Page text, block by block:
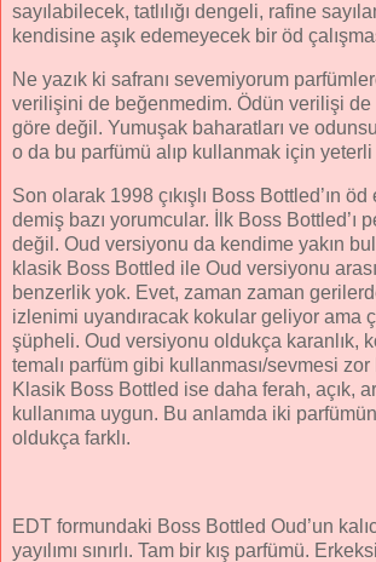
sayılabilecek, tatlılığı dengeli, rafine
kendisine aşık edemeyecek bir öd
Ne yazık ki safranı sevemiyorum
verilişini de beğenmedim. Ödün verilişi de
göre değil. Yumuşak baharatları ve
o da bu parfümü alıp kullanmak için
Son olarak 1998 çıkışlı Boss Bottled’ın
demiş bazı yorumcular. İlk Boss Bottled’ı
değil. Oud versiyonu da kendime yakın
klasik Boss Bottled ile Oud versiyonu
benzerlik yok. Evet, zaman zaman
izlenimi uyandıracak kokular geliyor ama
şüpheli. Oud versiyonu oldukça karanlık,
temalı parfüm gibi kullanması/sevmesi
Klasik Boss Bottled ise daha ferah, açık,
kullanıma uygun. Bu anlamda iki
oldukça farklı.
EDT formundaki Boss Bottled Oud’un
yayılımı sınırlı. Tam bir kış parfümü.